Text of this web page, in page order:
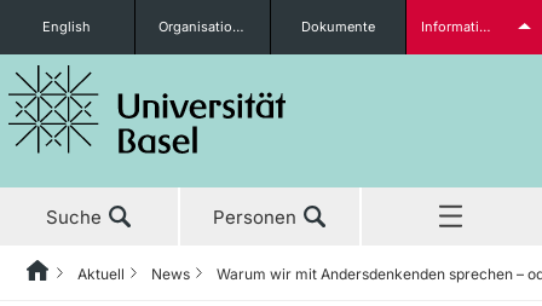
Studieninteressierte
English Organisationseinheiten Dokumente Informationen für...
Suche Personen
HomeZurückAktuell News Warum wir mit Andersdenkenden sprechen –